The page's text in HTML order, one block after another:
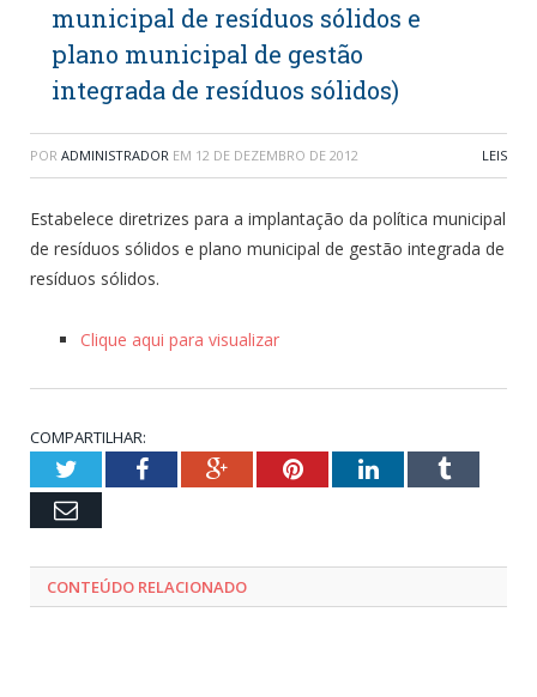
municipal de resíduos sólidos e
plano municipal de gestão
integrada de resíduos sólidos)
POR ADMINISTRADOR EM 12 DE DEZEMBRO DE 2012 LEIS
Estabelece diretrizes para a implantação da política municipal
de resíduos sólidos e plano municipal de gestão integrada de
resíduos sólidos.
Clique aqui para visualizar
COMPARTILHAR:
TwitterFacebookGoogle+PinterestLinkedInTumblr
Email
CONTEÚDO RELACIONADO